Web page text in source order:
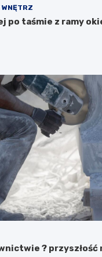
WNĘTRZ
po taśmie z ramy
? przyszłość